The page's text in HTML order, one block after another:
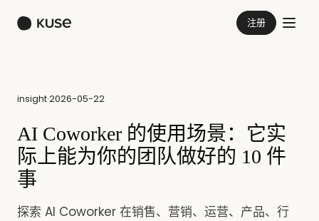
注册
insight·2026-05-22
AI Coworker 的使用场景：它实
际上能为你的团队做好的 10 件
事
探索 AI Coworker 在销售、营销、运营、产品、行